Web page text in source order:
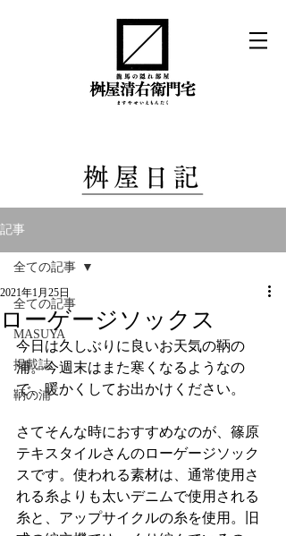
記事
全ての記事
MASUYA
掲載誌
鞆の浦
全ての記事
ローゲージソックス
2021年1月25日
今日は久しぶりに良いお天気の鞆の
浦。今週末はまた寒くなるようなの
で、暖かくしてお出かけください。
さてそんな時におすすめなのが、篠原
テキスタイルさんのローゲージソック
スです。使われる素材は、通常使用さ
れる糸よりも太いデニムで使用される
糸と、アップサイクルの糸を使用。旧